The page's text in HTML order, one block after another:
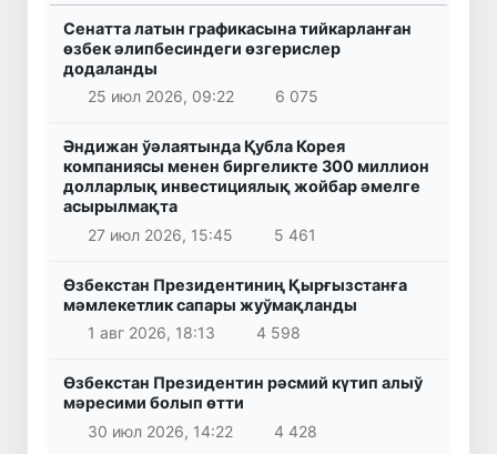
Сенатта латын графикасына тийкарланған
өзбек әлипбесиндеги өзгерислер
додаланды
25 июл 2026, 09:22
6 075
Әндижан ўәлаятында Қубла Корея
компаниясы менен биргеликте 300 миллион
долларлық инвестициялық жойбар әмелге
асырылмақта
27 июл 2026, 15:45
5 461
Өзбекстан Президентиниң Қырғызстанға
мәмлекетлик сапары жуўмақланды
1 авг 2026, 18:13
4 598
Өзбекстан Президентин рәсмий күтип алыў
мәресими болып өтти
30 июл 2026, 14:22
4 428